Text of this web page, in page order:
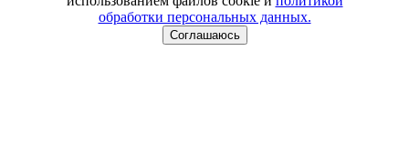
обработки персональных данных.
Соглашаюсь